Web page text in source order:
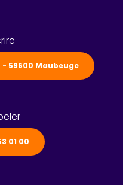
- 59600 Maubeuge
01 00